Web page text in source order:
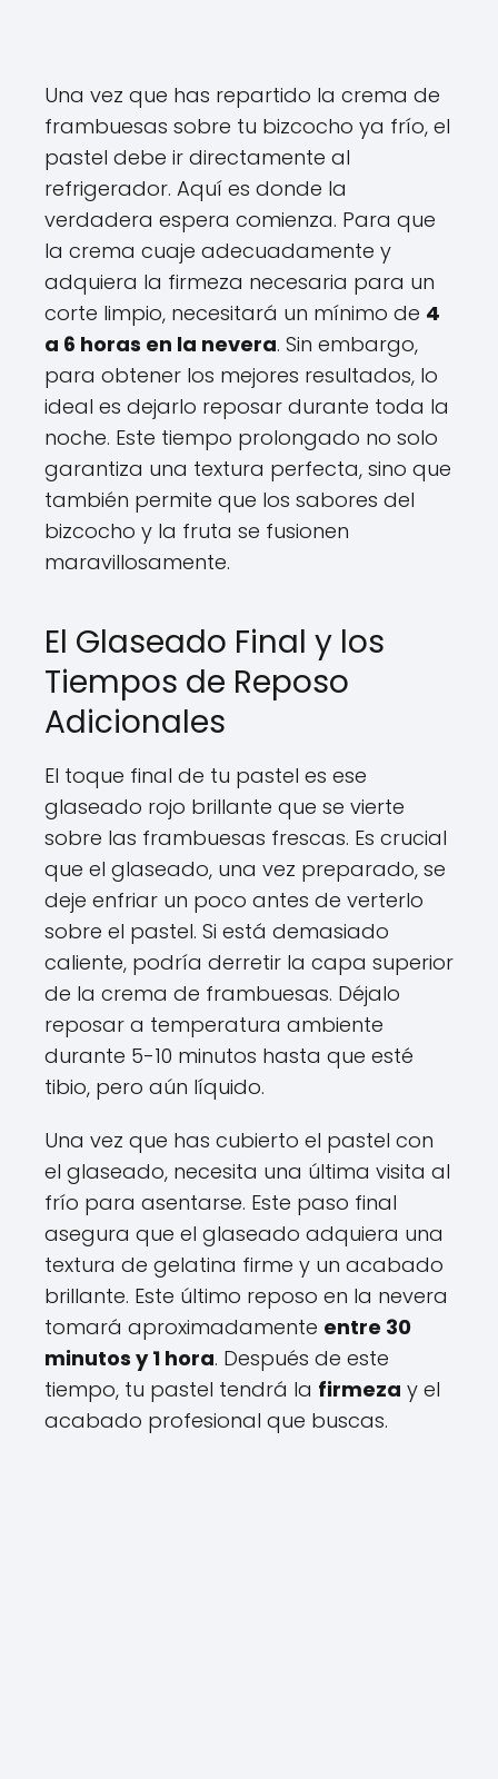
Una vez que has repartido la crema de
frambuesas sobre tu bizcocho ya frío, el
pastel debe ir directamente al
refrigerador. Aquí es donde la
verdadera espera comienza. Para que
la crema cuaje adecuadamente y
adquiera la firmeza necesaria para un
corte limpio, necesitará un mínimo de 4
a 6 horas en la nevera. Sin embargo,
para obtener los mejores resultados, lo
ideal es dejarlo reposar durante toda la
noche. Este tiempo prolongado no solo
garantiza una textura perfecta, sino que
también permite que los sabores del
bizcocho y la fruta se fusionen
maravillosamente.
El Glaseado Final y los
Tiempos de Reposo
Adicionales
El toque final de tu pastel es ese
glaseado rojo brillante que se vierte
sobre las frambuesas frescas. Es crucial
que el glaseado, una vez preparado, se
deje enfriar un poco antes de verterlo
sobre el pastel. Si está demasiado
caliente, podría derretir la capa superior
de la crema de frambuesas. Déjalo
reposar a temperatura ambiente
durante 5-10 minutos hasta que esté
tibio, pero aún líquido.
Una vez que has cubierto el pastel con
el glaseado, necesita una última visita al
frío para asentarse. Este paso final
asegura que el glaseado adquiera una
textura de gelatina firme y un acabado
brillante. Este último reposo en la nevera
tomará aproximadamente entre 30
minutos y 1 hora. Después de este
tiempo, tu pastel tendrá la firmeza y el
acabado profesional que buscas.